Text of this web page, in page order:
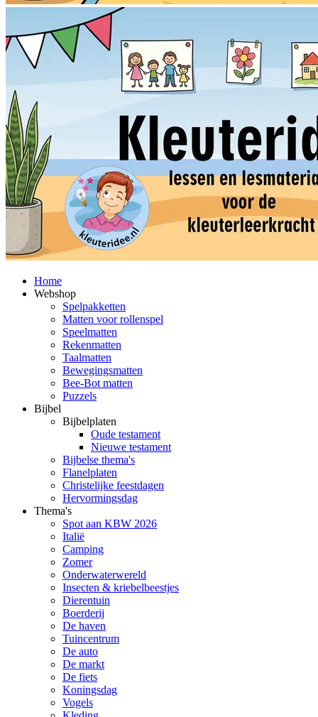
Home
Webshop
Spelpakketten
Matten voor rollenspel
Speelmatten
Rekenmatten
Taalmatten
Bewegingsmatten
Bee-Bot matten
Puzzels
Bijbel
Bijbelplaten
Oude testament
Nieuwe testament
Bijbelse thema's
Flanelplaten
Christelijke feestdagen
Hervormingsdag
Thema's
Spot aan KBW 2026
Italië
Camping
Zomer
Onderwaterwereld
Insecten & kriebelbeestjes
Dierentuin
Boerderij
De haven
Tuincentrum
De auto
De markt
De fiets
Koningsdag
Vogels